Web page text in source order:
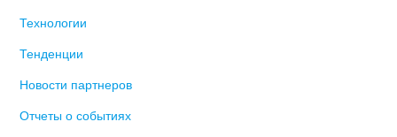
Технологии
Тенденции
Новости партнеров
Отчеты о событиях